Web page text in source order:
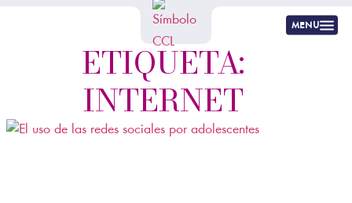
menu
ETIQUETA:
INTERNET